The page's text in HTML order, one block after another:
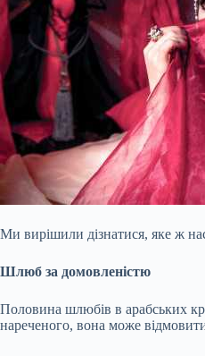
Ми вирішили дізнатися, яке ж
Шлюб за домовленістю
Половина шлюбів в арабських
нареченого, вона може